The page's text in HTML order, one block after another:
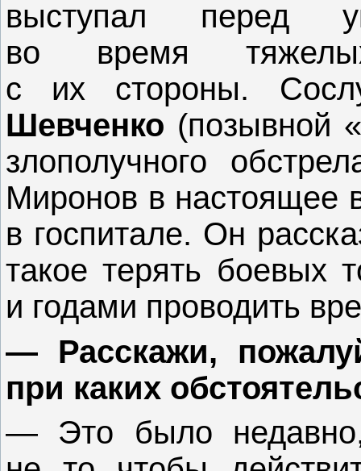
выступал перед
во время
с их стороны.
Шевченко (позывной
злополучного
Миронов в настоящее
в госпитале. Он
такое терять боевых
и годами проводить
— Расскажи,
при каких
— Это было